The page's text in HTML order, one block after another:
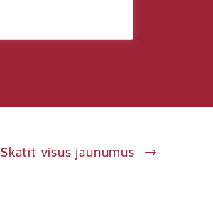
Skatīt visus jaunumus